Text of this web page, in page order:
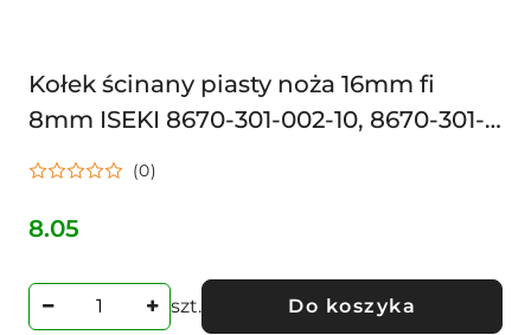
Kołek ścinany piasty noża 16mm fi
8mm ISEKI 8670-301-002-10, 8670-301-
002-00
(0)
Cena:
8.05
szt. Do koszyka